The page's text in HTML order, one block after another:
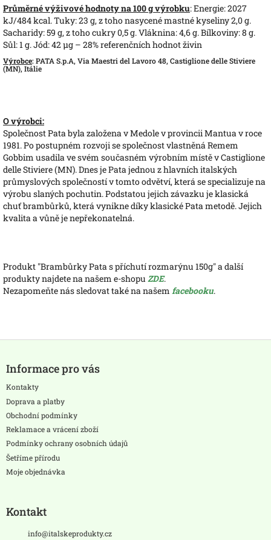
Průměrné výživové hodnoty na 100 g výrobku: Energie: 2027
kJ/484 kcal. Tuky: 23 g, z toho nasycené mastné kyseliny 2,0 g.
Sacharidy: 59 g, z toho cukry 0,5 g. Vláknina: 4,6 g. Bílkoviny: 8 g.
Sůl: 1 g. Jód: 42 µg – 28% referenčních hodnot živin
Výrobce: PATA S.p.A, Via Maestri del Lavoro 48, Castiglione delle Stiviere
(MN), Itálie
O výrobci:
Společnost Pata byla založena v Medole v provincii Mantua v roce
1981. Po postupném rozvoji se společnost vlastněná Remem
Gobbim usadila ve svém současném výrobním místě v Castiglione
delle Stiviere (MN). Dnes je Pata jednou z hlavních italských
průmyslových společností v tomto odvětví, která se specializuje na
výrobu slaných pochutin. Podstatou jejich závazku je klasická
chuť brambůrků, která vynikne díky klasické Pata metodě. Jejich
kvalita a vůně je nepřekonatelná.
Produkt "Brambůrky Pata s příchutí rozmarýnu 150g" a další
produkty najdete na našem e-shopu ZDE.
Nezapomeňte nás sledovat také na našem facebooku.
pInformace pro vás
Kontakty
Doprava a platby
Obchodní podmínky
Reklamace a vrácení zboží
Podmínky ochrany osobních údajů
Šetříme přírodu
Moje objednávka
Kontakt
info@italskeprodukty.cz